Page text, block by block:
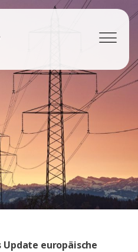
Update europäische